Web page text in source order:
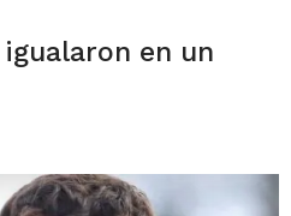
en un